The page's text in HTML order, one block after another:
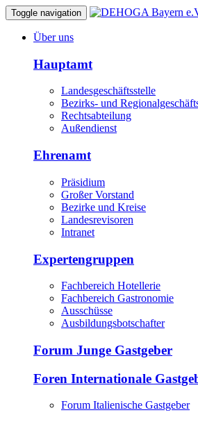
Toggle navigation
Über uns
Hauptamt
Landesgeschäftsstelle
Bezirks- und
Rechtsabteilung
Außendienst
Ehrenamt
Präsidium
Großer Vorstand
Bezirke und Kreise
Landesrevisoren
Intranet
Expertengruppen
Fachbereich Hotellerie
Fachbereich Gastronomie
Ausschüsse
Ausbildungsbotschafter
Forum Junge Gastgeber
Foren Internationale
Forum Italienische Gastgeber